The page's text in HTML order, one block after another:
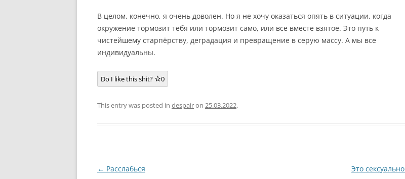
В целом, конечно, я очень доволен. Но я не хочу оказаться опять в ситуации, когда
окружение тормозит тебя или тормозит само, или все вместе взятое. Это путь к
чистейшему старпёрству, деградация и превращение в серую массу. А мы все
индивидуальны.
Do I like this shit? 0
This entry was posted in despairon 25.03.2022.
Post
← Расслабься Это сексуально